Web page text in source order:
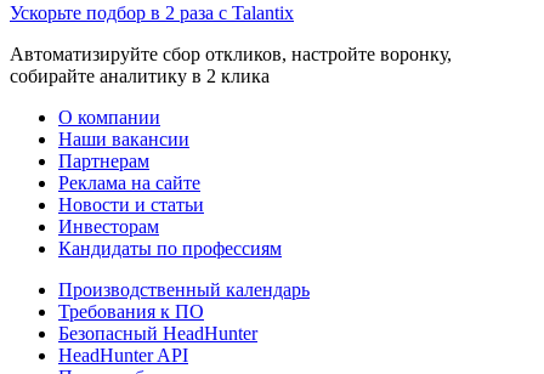
Ускорьте подбор в 2 раза с Talantix
Автоматизируйте сбор откликов, настройте воронку,
собирайте аналитику в 2 клика
О компании
Наши вакансии
Партнерам
Реклама на сайте
Новости и статьи
Инвесторам
Кандидаты по профессиям
Производственный календарь
Требования к ПО
Безопасный HeadHunter
HeadHunter API